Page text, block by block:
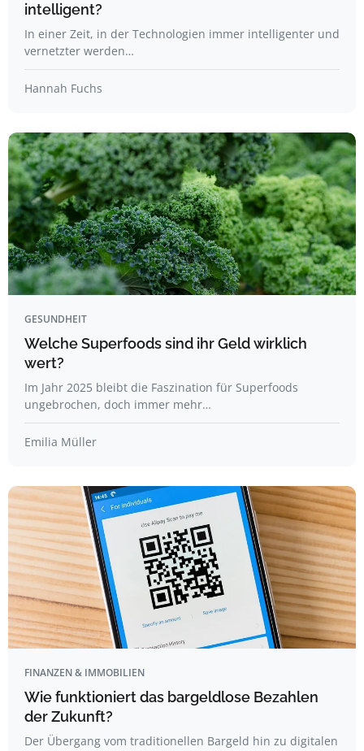
intelligent?
In einer Zeit, in der Technologien immer intelligenter und
vernetzter werden…
Hannah Fuchs
GESUNDHEIT
Welche Superfoods sind ihr Geld wirklich
wert?
Im Jahr 2025 bleibt die Faszination für Superfoods
ungebrochen, doch immer mehr…
Emilia Müller
FINANZEN & IMMOBILIEN
Wie funktioniert das bargeldlose Bezahlen
der Zukunft?
Der Übergang vom traditionellen Bargeld hin zu digitalen